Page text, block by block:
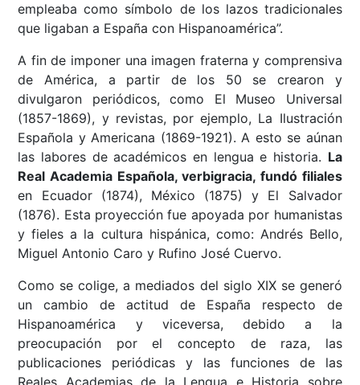
empleaba como símbolo de los lazos tradicionales
que ligaban a España con Hispanoamérica”.
A fin de imponer una imagen fraterna y comprensiva
de América, a partir de los 50 se crearon y
divulgaron periódicos, como El Museo Universal
(1857-1869), y revistas, por ejemplo, La Ilustración
Española y Americana (1869-1921). A esto se aúnan
las labores de académicos en lengua e historia. La
Real Academia Española, verbigracia, fundó filiales
en Ecuador (1874), México (1875) y El Salvador
(1876). Esta proyección fue apoyada por humanistas
y fieles a la cultura hispánica, como: Andrés Bello,
Miguel Antonio Caro y Rufino José Cuervo.
Como se colige, a mediados del siglo XIX se generó
un cambio de actitud de España respecto de
Hispanoamérica y viceversa, debido a la
preocupación por el concepto de raza, las
publicaciones periódicas y las funciones de las